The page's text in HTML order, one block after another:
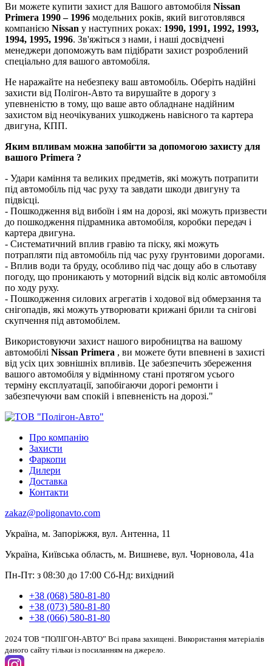
Ви можете купити захист для Вашого автомобіля Nissan
Primera 1990 – 1996 модельних років, який виготовлявся
компанією Nissan у наступних роках: 1990, 1991, 1992, 1993,
1994, 1995, 1996. Зв'яжіться з нами, і наші досвідчені
менеджери допоможуть вам підібрати захист розроблений
спеціально для вашого автомобіля.
Не наражайте на небезпеку ваш автомобіль. Оберіть надійні
захисти від Полігон-Авто та вирушайте в дорогу з
упевненістю в тому, що ваше авто обладнане надійним
захистом від неочікуваних ушкоджень навісного та картера
двигуна, КПП.
Яким впливам можна запобігти за допомогою захисту для
вашого Primera ?
- Удари каміння та великих предметів, які можуть потрапити
під автомобіль під час руху та завдати шкоди двигуну та
підвісці.
- Пошкодження від вибоїн і ям на дорозі, які можуть призвести
до пошкодження підрамника автомобіля, коробки передач і
картера двигуна.
- Систематичний вплив гравію та піску, які можуть
потрапляти під автомобіль під час руху ґрунтовими дорогами.
- Вплив води та бруду, особливо під час дощу або в сльотаву
погоду, що проникають у моторний відсік від коліс автомобіля
по ходу руху.
- Пошкодження силових агрегатів і ходової від обмерзання та
снігопадів, які можуть утворювати крижані брили та снігові
скупчення під автомобілем.
Використовуючи захист нашого виробництва на вашому
автомобілі Nissan Primera , ви можете бути впевнені в захисті
від усіх цих зовнішніх впливів. Це забезпечить збереження
вашого автомобіля у відмінному стані протягом усього
терміну експлуатації, запобігаючи дорогі ремонти і
забезпечуючи вам спокій і впевненість на дорозі."
Про компанію
Захисти
Фаркопи
Дилери
Доставка
Контакти
zakaz@poligonavto.com
Україна, м. Запоріжжя, вул. Антенна, 11
Україна, Київська область, м. Вишневе, вул. Чорновола, 41а
Пн-Пт: з 08:30 до 17:00 Сб-Нд: вихідний
+38 (068) 580-81-80
+38 (073) 580-81-80
+38 (066) 580-81-80
2024 ТОВ “ПОЛІГОН-АВТО” Всі права захищені. Використання матеріалів
даного сайту тільки із посиланням на джерело.